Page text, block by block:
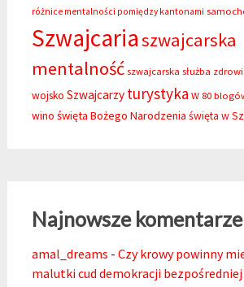
różnice mentalności pomiędzy kantonami
Szwajcariaszwajcarska
mentalność szwajcarska służba
wojsko Szwajcarzy turystyka W 80
wino święta Bożego Narodzenia święta w
Najnowsze komentarze
amal_dreams - Czy krowy powinny
malutki cud demokracji